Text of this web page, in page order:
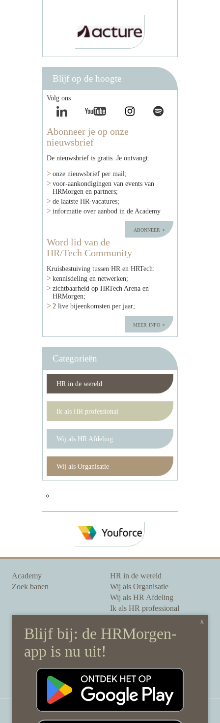
Blijf op de hoogte
Volg ons
Abonneer je op onze
nieuwsbrief
De nieuwsbrief is gratis. Je ontvangt:
onze nieuwsbrief per mail;
voor-aankondigingen van events van
HRMorgen en partners;
de laatste HR-vacatures;
informatie over aanbod in de Academy
abonneer
Word lid van de
HR/Tech Community
Kruisbestuiving tussen HR en HRTech:
kennisdeling en netwerken;
zichtbaarheid op HRTech Arena en
HRMorgen;
2 live bijeenkomsten per jaar;
meer info
Categorieën
HR in de wereld
Ik als HR professional
Wij als HR Afdeling
Wij als Organisatie
Academy
Zoek banen
HR in de wereld
Wij als Organisatie
Wij als HR Afdeling
Ik als HR professional
Onze auteurs
Onze partners
Sponsoring
Over HRMorgen
Disclaimer & gedragscode